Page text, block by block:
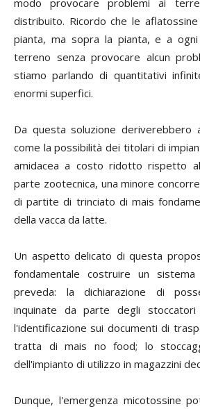
distribuito. Ricordo che le
pianta, ma sopra la pianta, e a
terreno senza provocare alcun
stiamo parlando di quantitativi
enormi superfici.
Da questa soluzione deriverebbero
come la possibilità dei titolari di
amidacea a costo ridotto rispetto
parte zootecnica, una minore
di partite di trinciato di mais
della vacca da latte.
Un aspetto delicato di questa
fondamentale costruire un
preveda: la dichiarazione di
inquinate da parte degli
l'identificazione sui documenti di
tratta di mais no food; lo
dell'impianto di utilizzo in magazzini
Dunque, l'emergenza micotossine